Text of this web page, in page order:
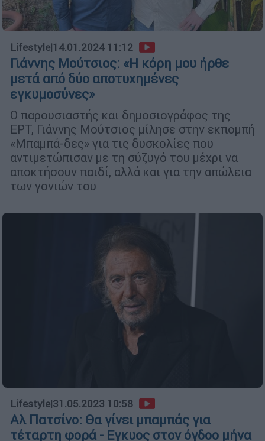
Lifestyle|14.01.2024 11:12
Γιάννης Μούτσιος: «Η κόρη μου ήρθε
μετά από δύο αποτυχημένες
εγκυμοσύνες»
Ο παρουσιαστής και δημοσιογράφος της
ΕΡΤ, Γιάννης Μούτσιος μίλησε στην εκπομπή
«Μπαμπά-δες» για τις δυσκολίες που
αντιμετώπισαν με τη σύζυγό του μέχρι να
αποκτήσουν παιδί, αλλά και για την απώλεια
των γονιών του
Lifestyle|31.05.2023 10:58
Αλ Πατσίνο: Θα γίνει μπαμπάς για
τέταρτη φορά - Εγκυος στον όγδοο μήνα